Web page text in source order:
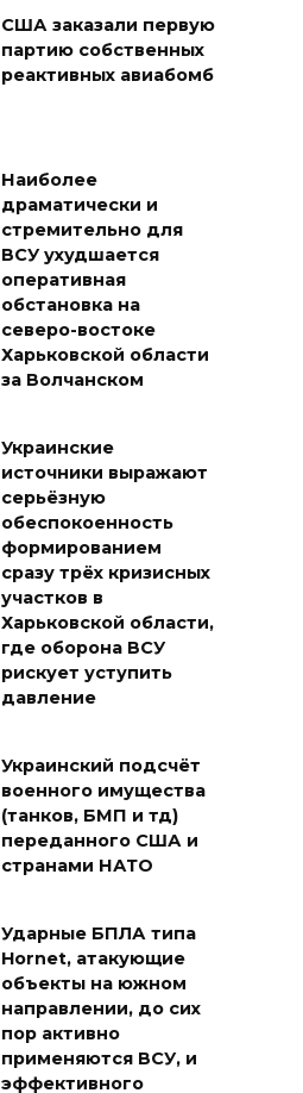
США заказали первую
партию собственных
реактивных авиабомб
Наиболее
драматически и
стремительно для
ВСУ ухудшается
оперативная
обстановка на
северо-востоке
Харьковской области
за Волчанском
Украинские
источники выражают
серьёзную
обеспокоенность
формированием
сразу трёх кризисных
участков в
Харьковской области,
где оборона ВСУ
рискует уступить
давление
Украинский подсчёт
военного имущества
(танков, БМП и тд)
переданного США и
странами НАТО
Ударные БПЛА типа
Hornet, атакующие
объекты на южном
направлении, до сих
пор активно
применяются ВСУ, и
эффективного